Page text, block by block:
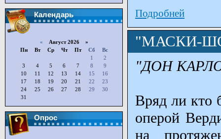
Подробней
"МАСКИ-
"ДОН
Вряд ли кто
оперой
на
Календарь
« Август 2026 »
Пн
Вт Ср Чт Пт Сб
Вс
1
2
3
4 5 6 7 8
9
10
11 12 13 14 15
16
17
18 19 20 21 22
23
24
25 26 27 28 29
30
31
Опрос